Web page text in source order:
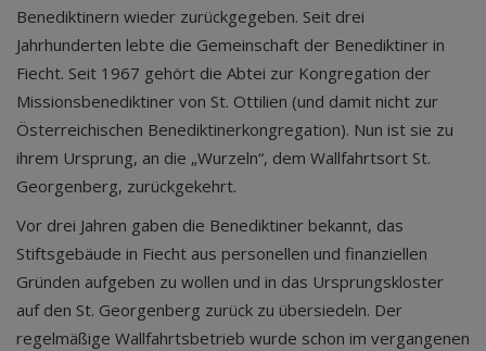
Benediktinern wieder zurückgegeben. Seit drei
Jahrhunderten lebte die Gemeinschaft der Benediktiner in
Fiecht. Seit 1967 gehört die Abtei zur Kongregation der
Missionsbenediktiner von St. Ottilien (und damit nicht zur
Österreichischen Benediktinerkongregation). Nun ist sie zu
ihrem Ursprung, an die „Wurzeln“, dem Wallfahrtsort St.
Georgenberg, zurückgekehrt.
Vor drei Jahren gaben die Benediktiner bekannt, das
Stiftsgebäude in Fiecht aus personellen und finanziellen
Gründen aufgeben zu wollen und in das Ursprungskloster
auf den St. Georgenberg zurück zu übersiedeln. Der
regelmäßige Wallfahrtsbetrieb wurde schon im vergangenen